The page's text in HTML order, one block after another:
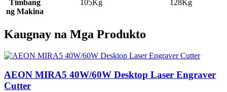
Timbang
ng Makina
105Kg 128Kg
Kaugnay na Mga Produkto
AEON MIRA5 40W/60W Desktop Laser Engraver
Cutter